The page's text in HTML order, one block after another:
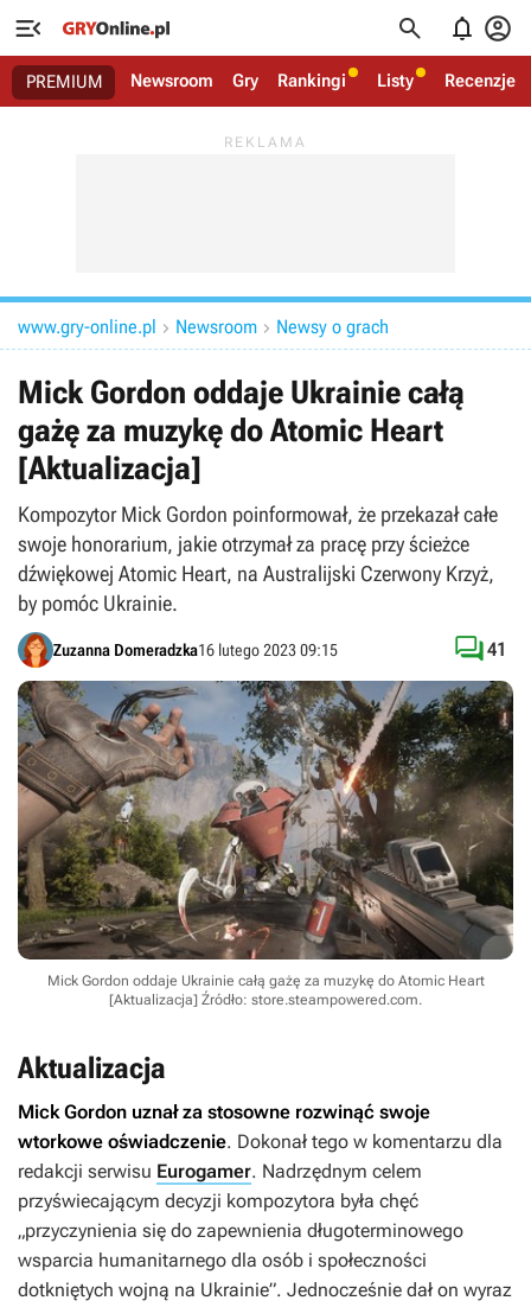
   
PREMIUM Newsroom Gry Rankingi Listy Recenzje
www.gry-online.pl  Newsroom  Newsy o grach
Mick Gordon oddaje Ukrainie całą
gażę za muzykę do Atomic Heart
[Aktualizacja]
Kompozytor Mick Gordon poinformował, że przekazał całe
swoje honorarium, jakie otrzymał za pracę przy ścieżce
dźwiękowej Atomic Heart, na Australijski Czerwony Krzyż,
by pomóc Ukrainie.
Zuzanna Domeradzka16 lutego 2023 09:15 41
Mick Gordon oddaje Ukrainie całą gażę za muzykę do Atomic Heart
[Aktualizacja] Źródło: store.steampowered.com.
Aktualizacja
Mick Gordon uznał za stosowne rozwinąć swoje
wtorkowe oświadczenie. Dokonał tego w komentarzu dla
redakcji serwisu Eurogamer. Nadrzędnym celem
przyświecającym decyzji kompozytora była chęć
„przyczynienia się do zapewnienia długoterminowego
wsparcia humanitarnego dla osób i społeczności
dotkniętych wojną na Ukrainie”. Jednocześnie dał on wyraz